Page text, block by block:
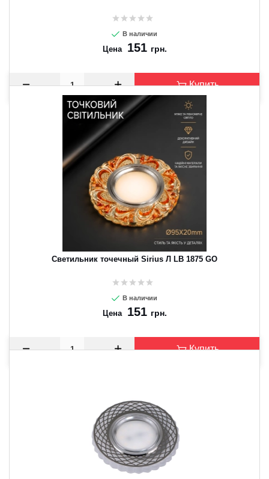
В наличии
Цена 151 грн.
Купить
Светильник точечный Sirius Л LB 1875 GO
В наличии
Цена 151 грн.
Купить